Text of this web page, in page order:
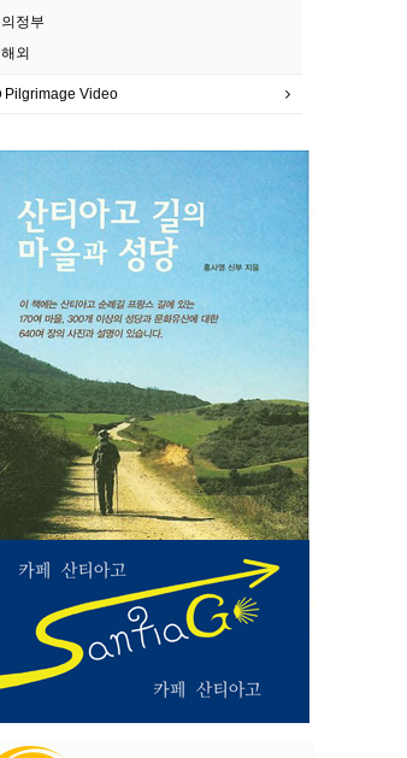
의정부
해외
Pilgrimage Video